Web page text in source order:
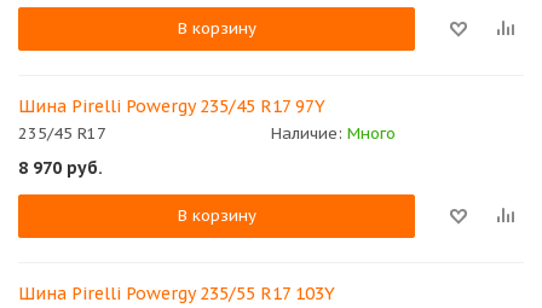
В корзину
Шина Pirelli Powergy 235/45 R17 97Y
235/45 R17 Наличие: Много
8 970 руб.
В корзину
Шина Pirelli Powergy 235/55 R17 103Y